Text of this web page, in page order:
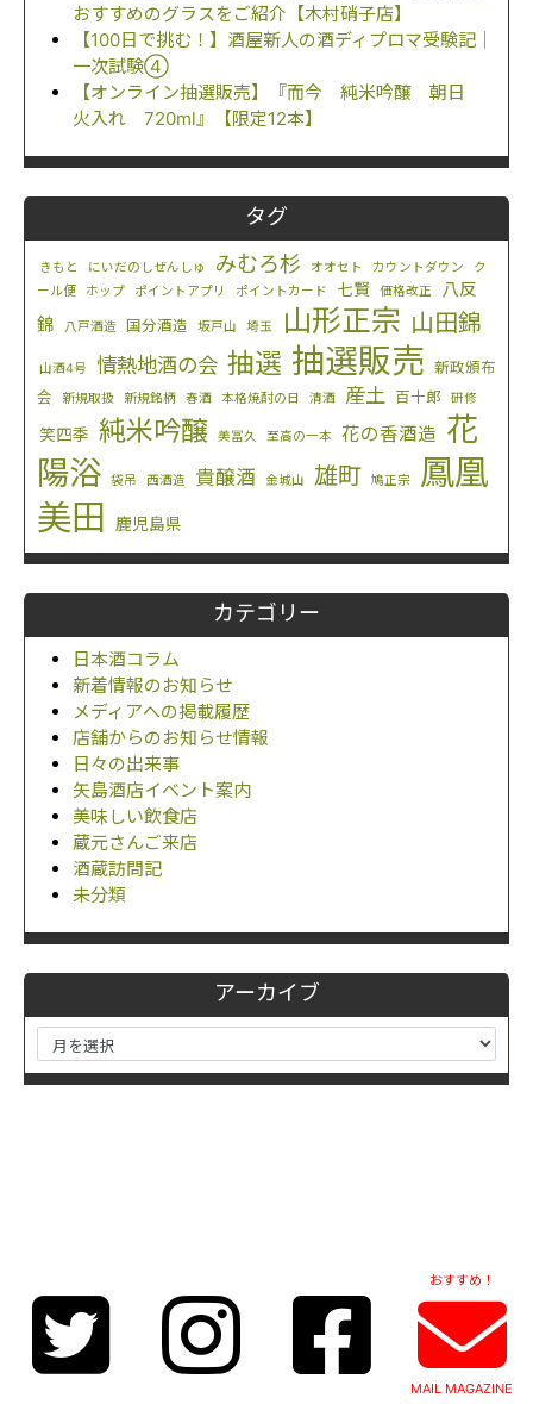
おすすめのグラスをご紹介【木村硝子店】
【100日で挑む！】酒屋新人の酒ディプロマ受験記｜
一次試験④
【オンライン抽選販売】『而今 純米吟醸 朝日
火入れ 720ml』【限定12本】
タグ
きもと にいだのしぜんしゅ みむろ杉 オオセト カウントダウン
ク
ール便
ホップ ポイントアプリ ポイントカード 七賢 価格改正
八反
錦
八戸酒造 国分酒造 坂戸山 埼玉 山形正宗 山田錦
山酒4号 情熱地酒の会 抽選 抽選販売 新政頒布
会
新規取扱 新規銘柄 春酒 本格焼酎の日 清酒 産土 百十郎 研修
笑四季 純米吟醸 美冨久 至高の一本 花の香酒造 花
陽浴
袋吊 西酒造 貴醸酒 金城山 雄町 鳩正宗
鳳凰
美田
鹿児島県
カテゴリー
日本酒コラム
新着情報のお知らせ
メディアへの掲載履歴
店舗からのお知らせ情報
日々の出来事
矢島酒店イベント案内
美味しい飲食店
蔵元さんご来店
酒蔵訪問記
未分類
アーカイブ
おすすめ！
MAIL MAGAZINE